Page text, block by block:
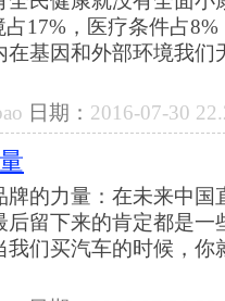
17%，医疗条件占
基因和外部环境我们
日期： 2016-07-30
的力量：在未来中国
留下来的肯定都是一
们买汽车的时候，你